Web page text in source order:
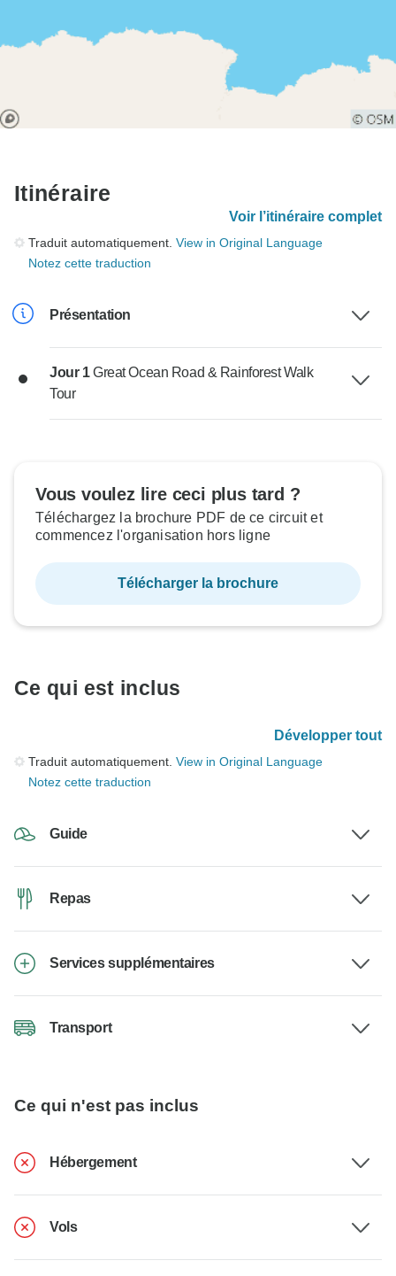
Itinéraire
Voir l’itinéraire complet
Traduit automatiquement. View in Original Language
Notez cette traduction
Présentation
Jour 1Great Ocean Road & Rainforest Walk
Tour
Vous voulez lire ceci plus tard ?
Téléchargez la brochure PDF de ce circuit et
commencez l'organisation hors ligne
Télécharger la brochure
Ce qui est inclus
Développer tout
Traduit automatiquement. View in Original Language
Notez cette traduction
Guide
Repas
Services supplémentaires
Transport
Ce qui n'est pas inclus
Hébergement
Vols